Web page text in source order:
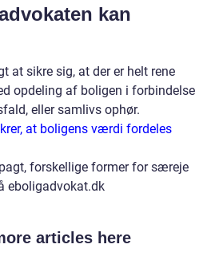
kan
at sikre sig, at der er helt rene
opdeling af boligen i forbindelse
eller samlivs ophør.
at boligens værdi fordeles
forskellige former for særeje
eboligadvokat.dk
articles here